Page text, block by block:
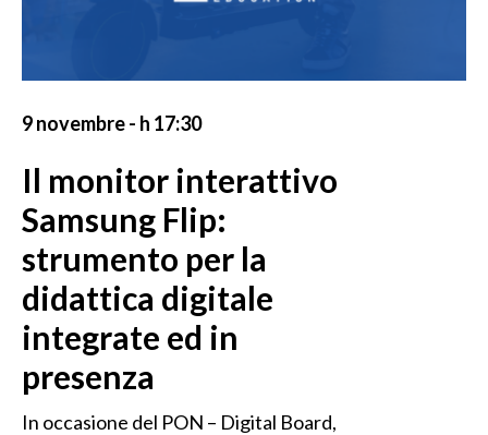
9 novembre - h 17:30
Il monitor interattivo
Samsung Flip:
strumento per la
didattica digitale
integrate ed in
presenza
In occasione del PON – Digital Board,